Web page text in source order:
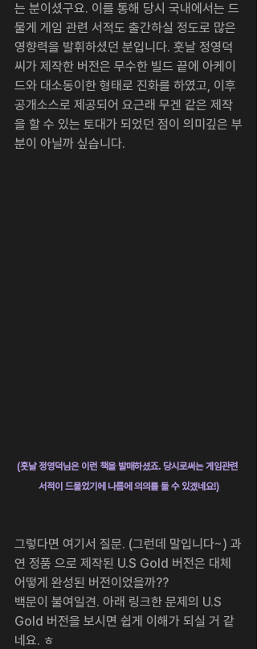
는 분이셨구요. 이를 통해 당시 국내에서는 드
물게 게임 관련 서적도 출간하실 정도로 많은
영향력을 발휘하셨던 분입니다. 훗날 정영덕
씨가 제작한 버전은 무수한 빌드 끝에 아케이
드와 대소동이한 형태로 진화를 하였고, 이후
공개소스로 제공되어 요근래 무겐 같은 제작
을 할 수 있는 토대가 되었던 점이 의미깊은 부
분이 아닐까 싶습니다.
(훗날 정영덕님은 이런 책을 발매하셨죠. 당시로써는 게임관련
서적이 드물었기에 나름에 의의를 둘 수 있겠네요!)
그렇다면 여기서 질문. (그런데 말입니다~) 과
연 정품 으로 제작된 U.S Gold 버전은 대체
어떻게 완성된 버전이었을까??
백문이 불여일견. 아래 링크한 문제의 U.S
Gold 버전을 보시면 쉽게 이해가 되실 거 같
네요. ㅎ